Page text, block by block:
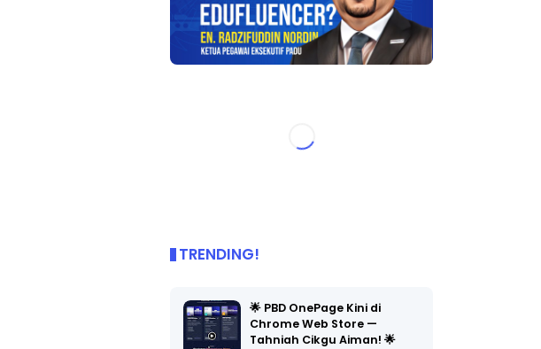
TRENDING!
🌟 PBD OnePage Kini di
Chrome Web Store —
Tahniah Cikgu Aiman! 🌟